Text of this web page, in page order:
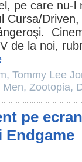
pe care nu-l
Cursa/
de la noi,
, Tommy Lee
Men, Zootopia,
pe
Endgame